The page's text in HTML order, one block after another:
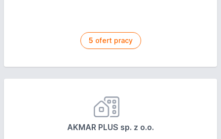
5 ofert pracy
AKMAR PLUS sp. z o.o.